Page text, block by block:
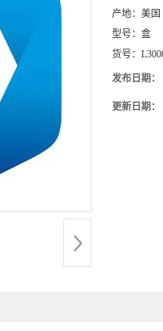
产地： 美国
型号： 盒
货号：
发布日期：
更新日期：